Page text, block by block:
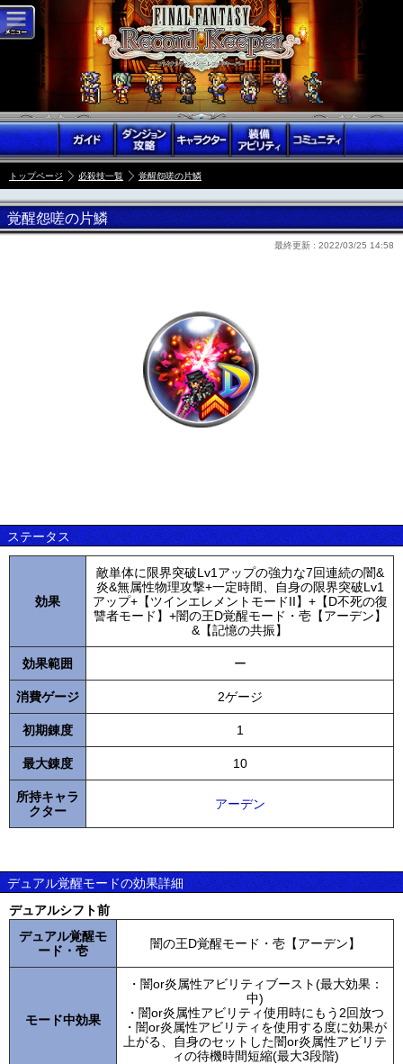
トップページ 必殺技一覧 覚醒怨嗟の片鱗
覚醒怨嗟の片鱗
最終更新 : 2022/03/25 14:58
ステータス
効果
敵単体に限界突破Lv1アップの強力な7回連続の闇&
炎&無属性物理攻撃+一定時間、自身の限界突破Lv1
アップ+【ツインエレメントモードII】+【D不死の復
讐者モード】+闇の王D覚醒モード・壱【アーデン】
&【記憶の共振】
効果範囲 ー
消費ゲージ 2ゲージ
初期錬度 1
最大錬度 10
所持キャラ
クター
アーデン
デュアル覚醒モードの効果詳細
デュアルシフト前
デュアル覚醒モ
ード・壱
闇の王D覚醒モード・壱【アーデン】
モード中効果
・闇or炎属性アビリティブースト(最大効果：
中)
・闇or炎属性アビリティ使用時にもう2回放つ
・闇or炎属性アビリティを使用する度に効果が
上がる、自身のセットした闇or炎属性アビリテ
ィの待機時間短縮(最大3段階)